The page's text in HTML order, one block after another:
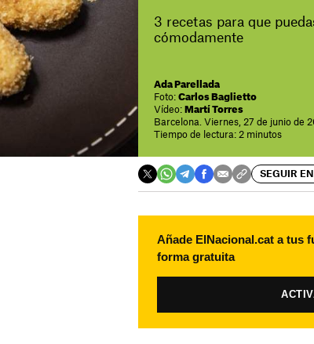
3 recetas para que
cómodamente
Ada Parellada
Foto: Carlos Baglietto
Vídeo: Martí Torres
Barcelona. Viernes, 27 de junio de
Tiempo de lectura: 2 minutos
SEGUIR EN
Añade ElNacional.cat a tus
forma gratuita